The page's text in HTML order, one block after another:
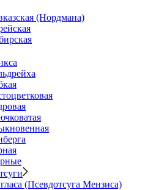
(Нордмана)
(Псевдотсуга Мензиса)